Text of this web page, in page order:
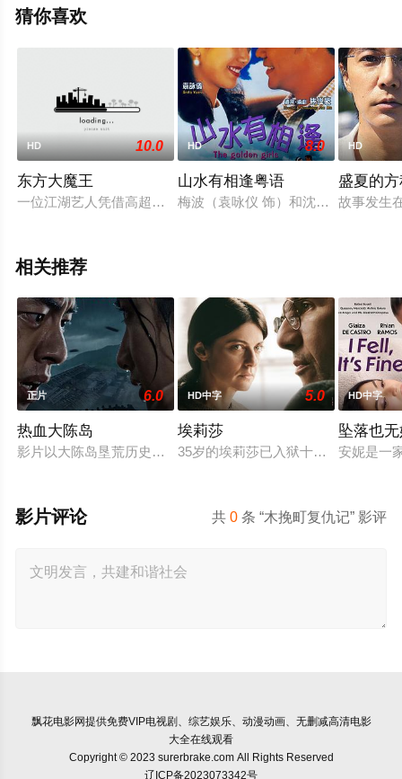
免费观看高清未删减完整版电影大全就上飘花影院，更多
猜你喜欢
HD 10.0
东方大魔王
一位江湖艺人凭借高超的技艺使西洋魔主丑态百出，大长了中华
HD 8.0
山水有相逢粤语
梅波（袁咏仪 饰）和沈露露（蔡少
HD
盛夏的
故事发生
相关推荐
正片 6.0
热血大陈岛
影片以大陈岛垦荒历史为创作底色，在尊重历史真实性的前提
HD中字 5.0
埃莉莎
35岁的埃莉莎已入狱十年，她因杀害
HD中字
坠落也
安妮是一
共0 条 “木挽町复仇记” 影评
影片评论
飘花电影网提供免费VIP电视剧、综艺娱乐、动漫动画、无删减高清电影
大全在线观看
Copyright © 2023 surerbrake.com All Rights Reserved
辽ICP备2023073342号